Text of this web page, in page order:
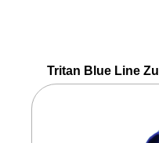
Produktgalerie
Tritan Blue Line